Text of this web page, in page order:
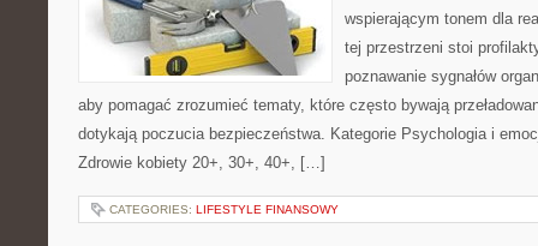
wspierającym tonem dla
tej przestrzeni stoi
poznawanie sygnałów
aby pomagać zrozumieć tematy, które często bywają
dotykają poczucia bezpieczeństwa. Kategorie Psychologia i
Zdrowie kobiety 20+, 30+, 40+, […]
CATEGORIES: LIFESTYLE FINANSOWY